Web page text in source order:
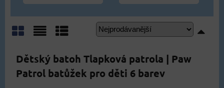
Dětský batoh Tlapková patrola | Paw
Patrol batůžek pro děti 6 barev